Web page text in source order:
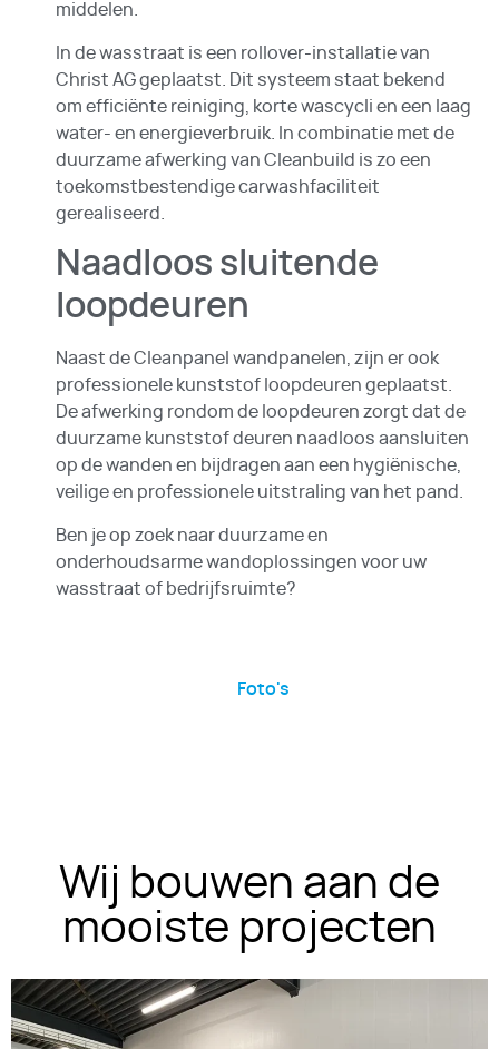
middelen.
In de wasstraat is een rollover-installatie van
Christ AG geplaatst. Dit systeem staat bekend
om efficiënte reiniging, korte wascycli en een laag
water- en energieverbruik. In combinatie met de
duurzame afwerking van Cleanbuild is zo een
toekomstbestendige carwashfaciliteit
gerealiseerd.
Naadloos sluitende
loopdeuren
Naast de Cleanpanel wandpanelen, zijn er ook
professionele kunststof loopdeuren geplaatst.
De afwerking rondom de loopdeuren zorgt dat de
duurzame kunststof deuren naadloos aansluiten
op de wanden en bijdragen aan een hygiënische,
veilige en professionele uitstraling van het pand.
Ben je op zoek naar duurzame en
onderhoudsarme wandoplossingen voor uw
wasstraat of bedrijfsruimte?
Foto's
Wij bouwen aan de
mooiste projecten